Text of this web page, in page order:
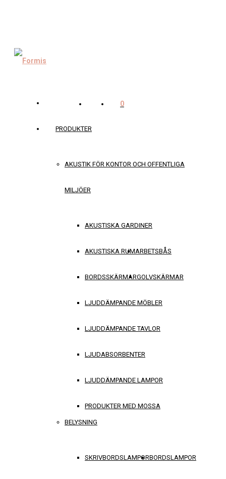
PRODUKTER
AKUSTIK FÖR KONTOR OCH OFFENTLIGA
MILJÖER
AKUSTISKA GARDINER
AKUSTISKA RUMARBETSBÅS
BORDSSKÄRMARGOLVSKÄRMAR
LJUDDÄMPANDE MÖBLER
LJUDDÄMPANDE TAVLOR
LJUDABSORBENTER
LJUDDÄMPANDE LAMPOR
PRODUKTER MED MOSSA
BELYSNING
SKRIVBORDSLAMPORBORDSLAMPOR
0